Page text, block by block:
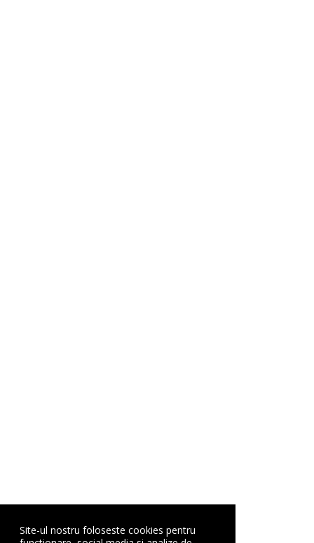
Site-ul nostru foloseste cookies pentru